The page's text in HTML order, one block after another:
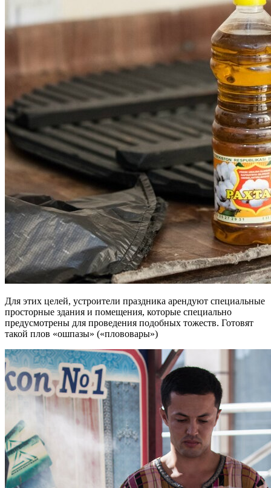
Для этих целей, устроители праздника арендуют специальные
просторные здания и помещения, которые специально
предусмотрены для проведения подобных тожеств. Готовят
такой плов «ошпазы» («плововары»)